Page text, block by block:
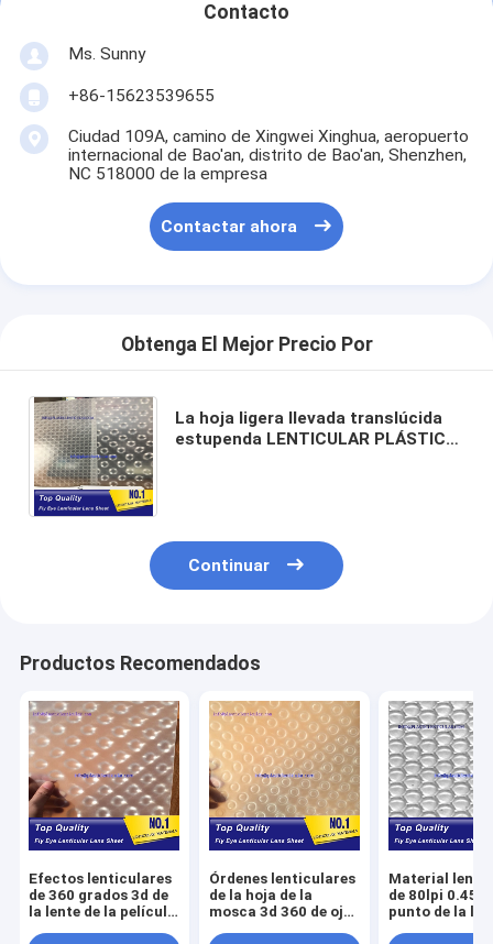
Contacto
Ms. Sunny
+86-15623539655
Ciudad 109A, camino de Xingwei Xinghua, aeropuerto
internacional de Bao'an, distrito de Bao'an, Shenzhen,
NC 518000 de la empresa
Contactar ahora
Obtenga El Mejor Precio Por
La hoja ligera llevada translúcida
estupenda LENTICULAR PLÁSTICA
Continuar
Productos Recomendados
Efectos lenticulares
de 360 grados 3d de
la lente de la película
Órdenes lenticulares
de la hoja de la
mosca 3d 360 de ojo
Material
de 80lpi
punto de la